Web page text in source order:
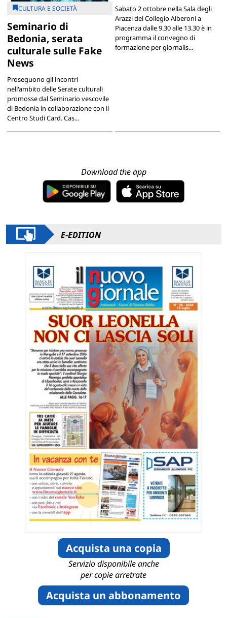
CULTURA E SOCIETÀ
Seminario di
Bedonia, serata
culturale sulle Fake
News
Proseguono gli incontri
nell'ambito delle Serate culturali
promosse dal Seminario vescovile
di Bedonia in collaborazione con il
Centro Studi Card. Cas...
Sabato 2 ottobre nella Sala degli
Arazzi del Collegio Alberoni a
Piacenza dalle 9.30 alle 13.30 è in
programma il convegno di
formazione per giornalis...
Download the app
E-EDITION
Acquista una copia
Servizio disponibile anche
per copie arretrate
Acquista un abbonamento